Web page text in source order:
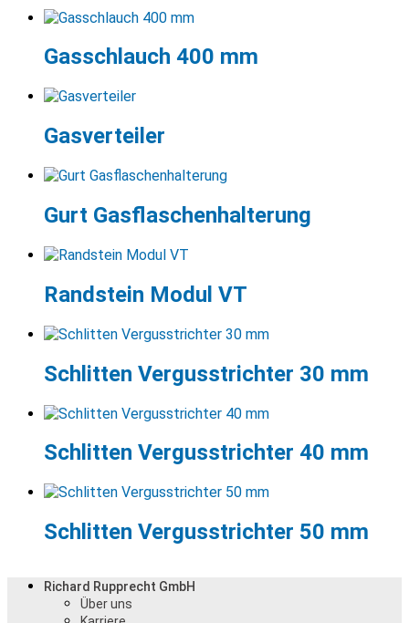
Gasschlauch 400 mm
Gasverteiler
Gurt Gasflaschenhalterung
Randstein Modul VT
Schlitten Vergusstrichter 30 mm
Schlitten Vergusstrichter 40 mm
Schlitten Vergusstrichter 50 mm
Richard Rupprecht GmbH
Über uns